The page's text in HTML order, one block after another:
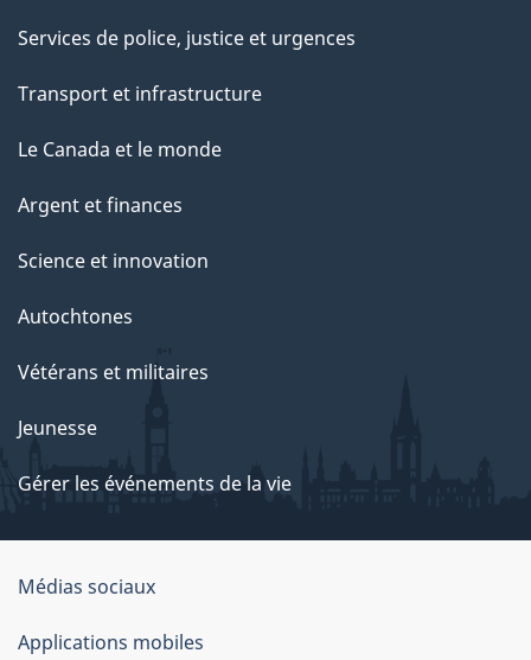
Services de police, justice et urgences
Transport et infrastructure
Le Canada et le monde
Argent et finances
Science et innovation
Autochtones
Vétérans et militaires
Jeunesse
Gérer les événements de la vie
Organisation
du
Médias sociaux
Applications mobiles